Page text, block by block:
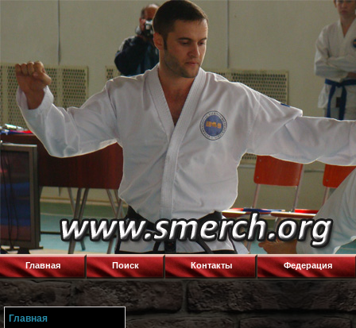
Главная Поиск Контакты Федерация
Главная